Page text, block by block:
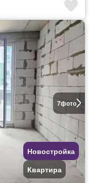
7фото
Новостройка
Квартира